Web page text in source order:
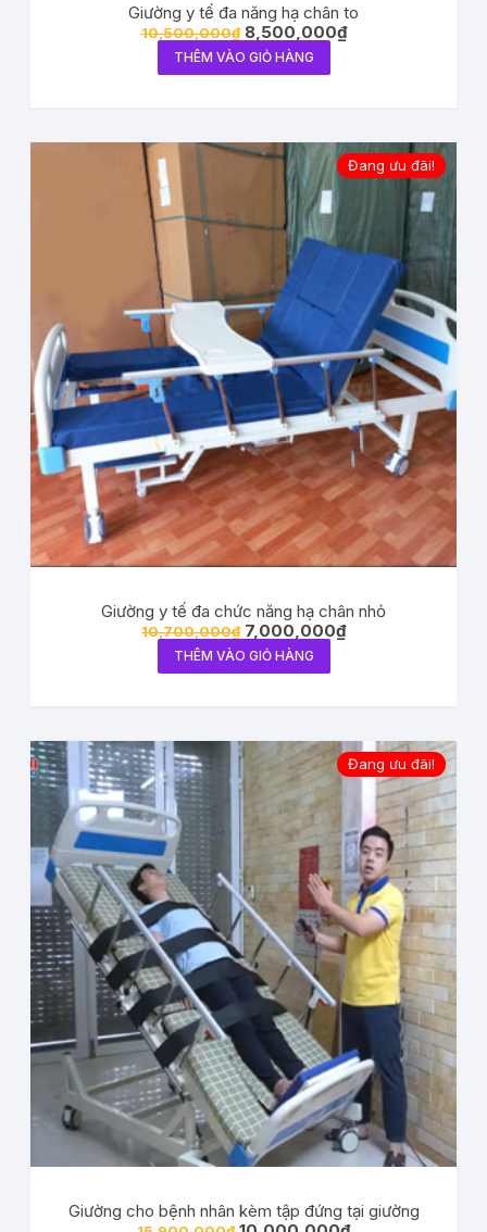
Giường y tế đa năng hạ chân to
10,500,000₫ 8,500,000₫
THÊM VÀO GIỎ HÀNG
Đang ưu đãi!
Giường y tế đa chức năng hạ chân nhỏ
10,700,000₫ 7,000,000₫
THÊM VÀO GIỎ HÀNG
Đang ưu đãi!
Giường cho bệnh nhân kèm tập đứng tại giường